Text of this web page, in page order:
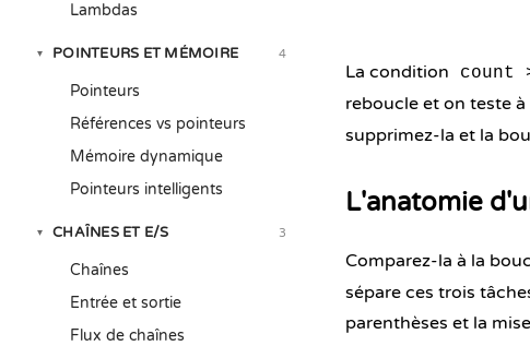
Lambdas
▾ POINTEURS ET MÉMOIRE 4
Pointeurs
Références vs pointeurs
Mémoire dynamique
Pointeurs intelligents
▾ CHAÎNES ET E/S 3
Chaînes
Entrée et sortie
Flux de chaînes
La condition count
reboucle et on teste
supprimez-la et la
L'anatomie
Comparez-la à la
sépare ces trois
parenthèses et la